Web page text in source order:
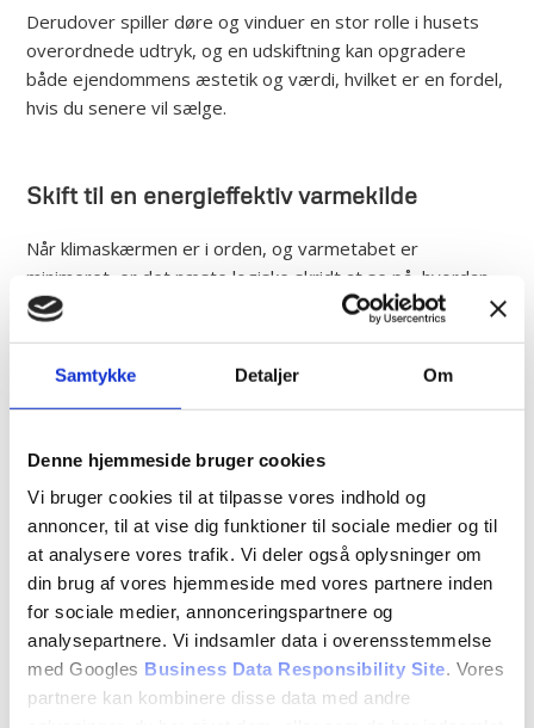
Samtykke Detaljer Om
Denne hjemmeside bruger cookies
Vi bruger cookies til at tilpasse vores indhold og
annoncer, til at vise dig funktioner til sociale medier og til
at analysere vores trafik. Vi deler også oplysninger om
din brug af vores hjemmeside med vores partnere inden
for sociale medier, annonceringspartnere og
analysepartnere. Vi indsamler data i overensstemmelse
med Googles Business Data Responsibility Site. Vores
partnere kan kombinere disse data med andre
Derudover spiller døre og vinduer en stor rolle i husets
overordnede udtryk, og en udskiftning kan opgradere
både ejendommens æstetik og værdi, hvilket er en fordel,
hvis du senere vil sælge.
Skift til en energieffektiv varmekilde
Når klimaskærmen er i orden, og varmetabet er
minimeret, er det næste logiske skridt at se på, hvordan
du opvarmer dit hus. Her kan skiftet til en moderne og
fjernvarme være en stor gevinst.
Disse energiforbedrende tiltag kan give en betydelig
har stået for opvarmningen, vil et skift til en mere
energieffektiv løsning ofte være en god økonomisk
investering. Derfor kan det godt betale sig at lave en
renovering af hus. Samtidig bidrager du også til en
grønnere profil for din bolig, da du mindsker dit CO2-
aftryk.
Varmepumper udnytter energien fra udeluften, jorden